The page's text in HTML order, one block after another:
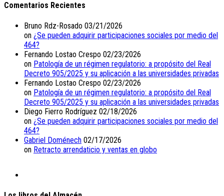
Comentarios Recientes
Bruno Rdz-Rosado 03/21/2026
on ¿Se pueden adquirir participaciones sociales por medio del
464?
Fernando Lostao Crespo 02/23/2026
on Patología de un régimen regulatorio: a propósito del Real
Decreto 905/2025 y su aplicación a las universidades privadas
Fernando Lostao Crespo 02/23/2026
on Patología de un régimen regulatorio: a propósito del Real
Decreto 905/2025 y su aplicación a las universidades privadas
Diego Fierro Rodríguez 02/18/2026
on ¿Se pueden adquirir participaciones sociales por medio del
464?
Gabriel Doménech 02/17/2026
on Retracto arrendaticio y ventas en globo